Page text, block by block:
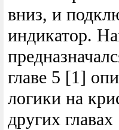
вниз, и
индикатор.
главе 5 [1]
логики на
других